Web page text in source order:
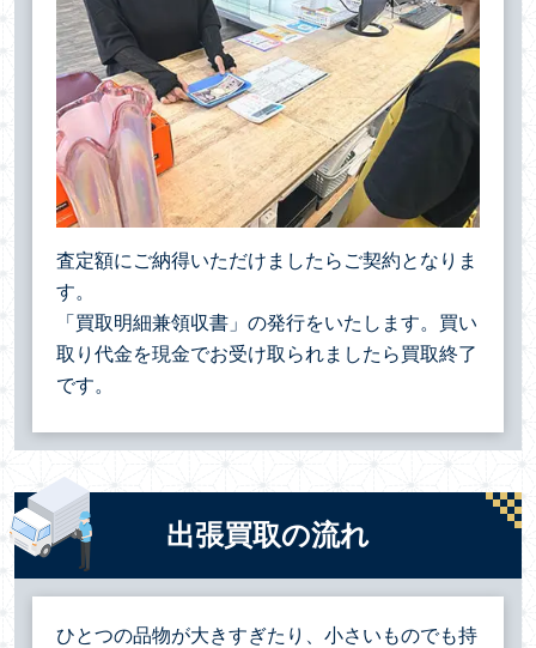
査定額にご納得いただけましたらご契約となりま
す。
「買取明細兼領収書」の発行をいたします。買い
取り代金を現金でお受け取られましたら買取終了
です。
出張買取の流れ
ひとつの品物が大きすぎたり、小さいものでも持